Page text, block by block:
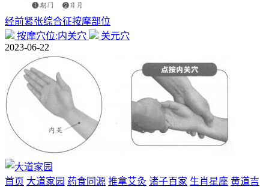
经前紧张综合征按摩部位
按摩穴位:内关穴
关元穴
2023-06-22
首页 大道家园 药食同源 推拿艾灸 诸子百家 生肖星座 黄道吉